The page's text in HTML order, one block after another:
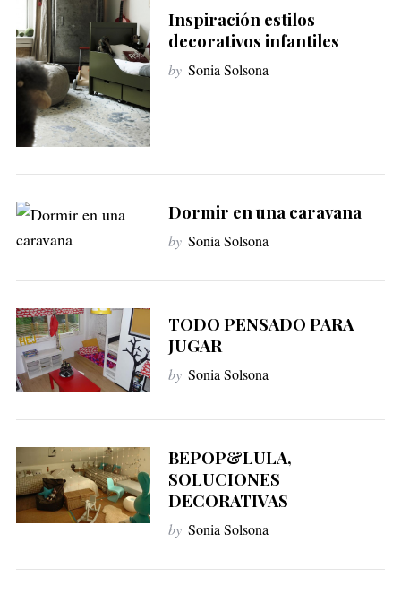
Inspiración estilos
decorativos infantiles
by Sonia Solsona
Dormir en una caravana
by Sonia Solsona
TODO PENSADO PARA
JUGAR
by Sonia Solsona
BEPOP&LULA,
SOLUCIONES
DECORATIVAS
by Sonia Solsona
e
a
r
c
h
f
o
r
: